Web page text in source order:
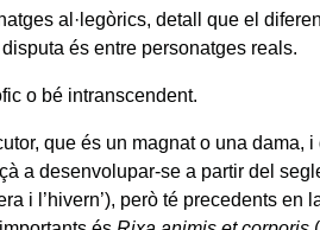
al·legòrics, detall que el
és entre personatges reals.
o bé intranscendent.
que és un magnat o una dama,
a desenvolupar-se a partir del
i l’hivern’), però té precedents en